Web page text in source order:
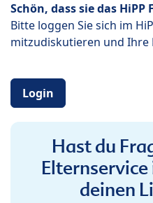
Schön, dass sie das
Bitte loggen Sie sich im
mitzudiskutieren und Ihre
Login
Hast du
deinen